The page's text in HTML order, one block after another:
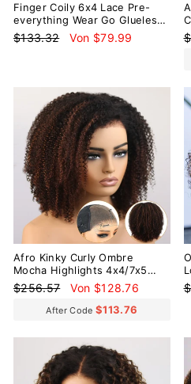
Finger Coily 6x4 Lace Pre-
everything Wear Go Glueless
Perücke
Normaler
$133.32 Sonderpreis
Von $79.99
Afro Kinky Curly Ombre
Mocha Highlights 4x4/7x5
Lace Pre-Everyhthing &
Transparent Lace Wear Go
Glueless Wig
Normaler
$256.57 Sonderpreis
Von $128.76
After Code $113.76